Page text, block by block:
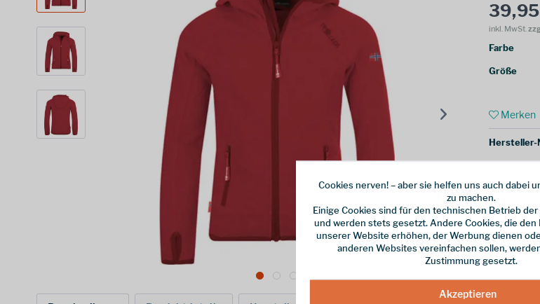
inkl. MwSt.
Farbe
Größe
Merken
Hersteller-
Cookies nerven! – aber sie helfen uns auch dabei
zu machen.
Einige Cookies sind für den technischen Betrieb
und werden stets gesetzt. Andere Cookies, die
unserer Website erhöhen, der Werbung dienen
anderen Websites vereinfachen sollen,
Zustimmung gesetzt.
Akzeptieren